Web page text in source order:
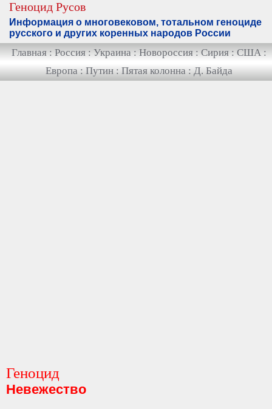
Геноцид Русов
Информация о многовековом, тотальном геноциде
русского и других коренных народов России
Главная : Россия : Украина : Новороссия : Сирия : США :
Европа : Путин : Пятая колонна : Д. Байда
Геноцид
Невежество